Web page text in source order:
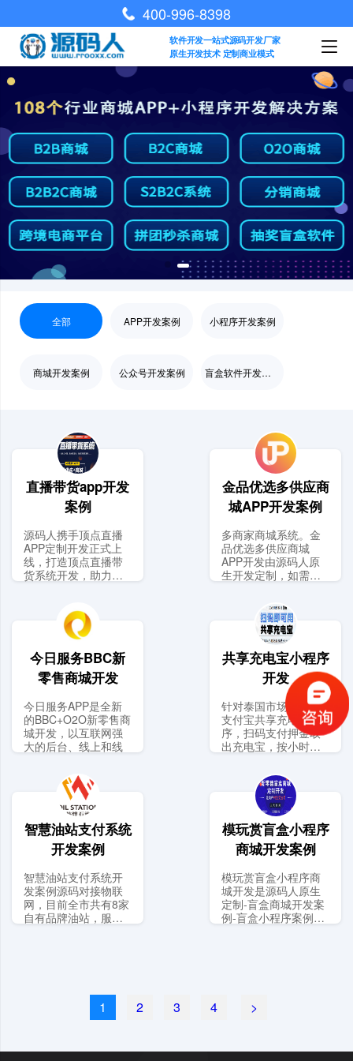
400-996-8398
软件开发一站式源码开发厂家
原生开发技术 定制商业模式
全部 APP开发案例 小程序开发案例
商城开发案例 公众号开发案例 盲盒软件开发案例
直播带货app开发
案例
源码人携手顶点直播
APP定制开发正式上
线，打造顶点直播带
货系统开发，助力开
金品优选多供应商
城APP开发案例
多商家商城系统。金
品优选多供应商城
APP开发由源码人原
生开发定制，如需了
今日服务BBC新
零售商城开发
今日服务APP是全新
的BBC+O2O新零售商
城开发，以互联网强
大的后台、线上和线
共享充电宝小程序
开发
针对泰国市场开发的
支付宝共享充电小程
序，扫码支付押金取
出充电宝，按小时计
智慧油站支付系统
开发案例
智慧油站支付系统开
发案例源码对接物联
网，目前全市共有8家
自有品牌油站，服务
模玩赏盲盒小程序
商城开发案例
模玩赏盲盒小程序商
城开发是源码人原生
定制-盲盒商城开发案
例-盲盒小程序案例浙
1 2 3 4 >